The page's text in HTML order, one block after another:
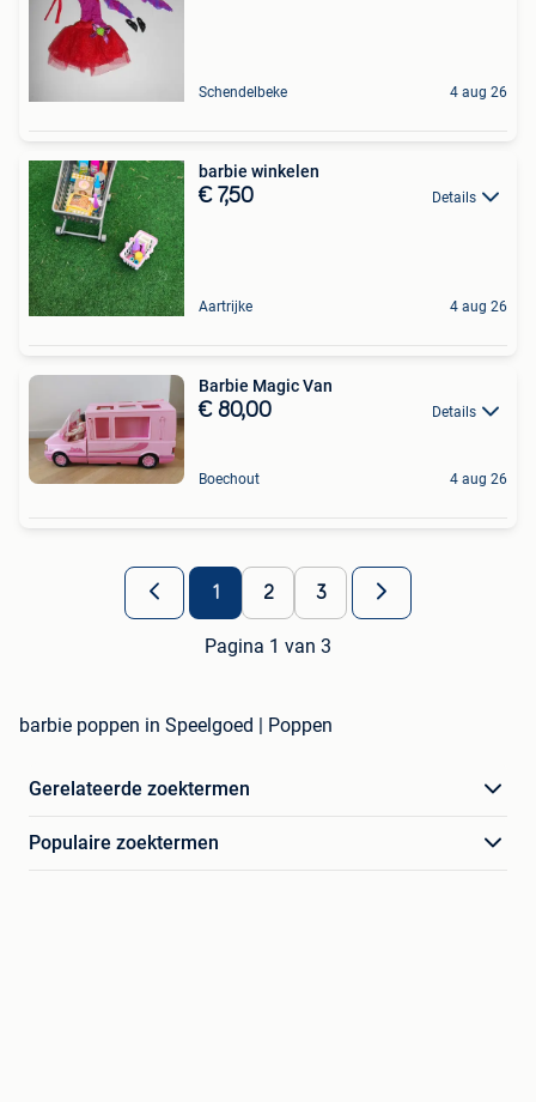
Schendelbeke 4 aug 26
barbie winkelen
€ 7,50 Details
Aartrijke 4 aug 26
Barbie Magic Van
€ 80,00 Details
Boechout 4 aug 26
1 2 3
Pagina 1 van 3
barbie poppen in Speelgoed | Poppen
Gerelateerde zoektermen
Populaire zoektermen